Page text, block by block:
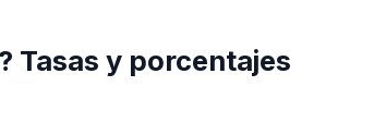
Tasas y porcentajes